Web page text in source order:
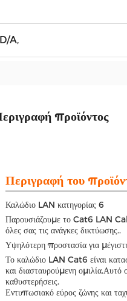
A,
προϊόντος
Περιγραφή του
Καλώδιο LAN κατηγορίας 6
Παρουσιάζουμε το Cat6 LAN
όλες σας τις ανάγκες δικτύωσης..
Υψηλότερη προστασία για
Το καλώδιο LAN Cat6 είναι
και διασταυρούμενη ομιλία.Αυτό
καθυστερήσεις.
Εντυπωσιακό εύρος ζώνης και